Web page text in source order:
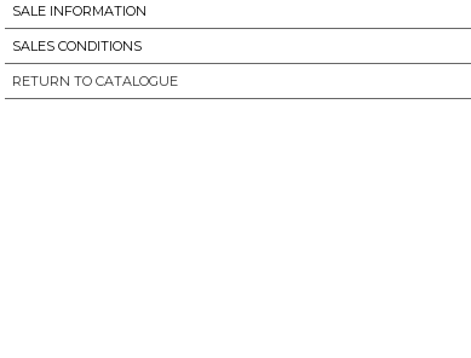
SALE INFORMATION
SALES CONDITIONS
RETURN TO CATALOGUE